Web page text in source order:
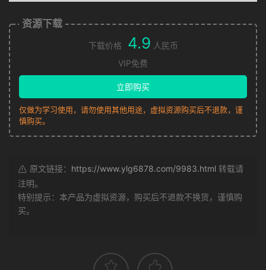
资源下载
下载价格 4.9 人民币
VIP免费
立即购买
仅做为学习使用，请勿使用其他用途，虚拟资源购买后不退款，谨
慎购买。
原文链接： https://www.ylg6878.com/9983.html 转载请
注明。
特别提示：本产品为虚拟资源，购买后不退款不换货，谨慎购
买。